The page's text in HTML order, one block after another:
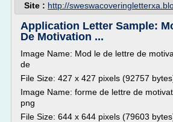
Site : http://
Application Letter Sample:
De Motivation ...
Image Name: Mod le de lettre de
de
File Size: 427 x 427 pixels (92757
Image Name: forme de lettre de
png
File Size: 644 x 644 pixels (79603